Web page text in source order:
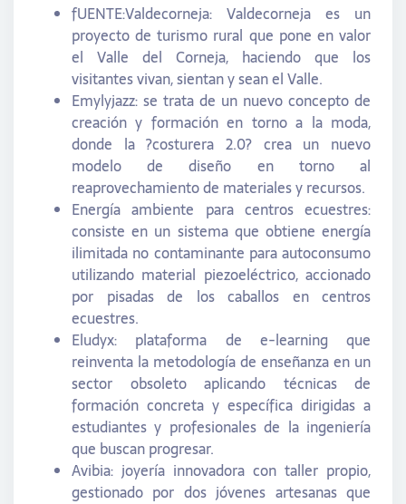
fUENTE:Valdecorneja: Valdecorneja es un
proyecto de turismo rural que pone en valor
el Valle del Corneja, haciendo que los
visitantes vivan, sientan y sean el Valle.
Emylyjazz: se trata de un nuevo concepto de
creación y formación en torno a la moda,
donde la ?costurera 2.0? crea un nuevo
modelo de diseño en torno al
reaprovechamiento de materiales y recursos.
Energía ambiente para centros ecuestres:
consiste en un sistema que obtiene energía
ilimitada no contaminante para autoconsumo
utilizando material piezoeléctrico, accionado
por pisadas de los caballos en centros
ecuestres.
Eludyx: plataforma de e-learning que
reinventa la metodología de enseñanza en un
sector obsoleto aplicando técnicas de
formación concreta y específica dirigidas a
estudiantes y profesionales de la ingeniería
que buscan progresar.
Avibia: joyería innovadora con taller propio,
gestionado por dos jóvenes artesanas que